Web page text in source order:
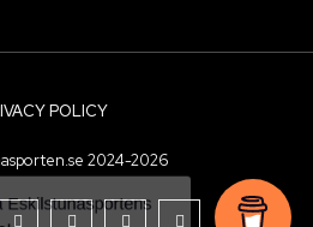
POLICY
2024-2026